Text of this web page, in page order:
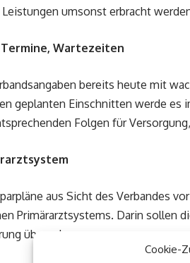
Cookie-
umsonst erbracht
Wartezeiten
bereits heute mit
geplanten Einschnitten werde es
Folgen für
aus Sicht des Verbandes
Primärarztsystems. Darin sollen
übernehmen.